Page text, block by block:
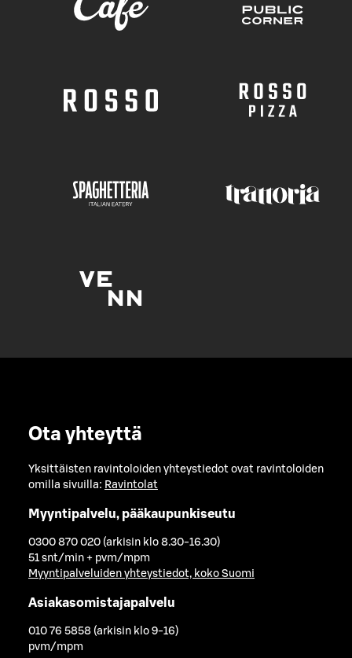
Ota yhteyttä
Yksittäisten ravintoloiden yhteystiedot ovat ravintoloiden
omilla sivuilla: Ravintolat
Myyntipalvelu, pääkaupunkiseutu
0300 870 020 (arkisin klo 8.30-16.30)
51 snt/min + pvm/mpm
Myyntipalveluiden yhteystiedot, koko Suomi
Asiakasomistajapalvelu
010 76 5858 (arkisin klo 9-16)
pvm/mpm